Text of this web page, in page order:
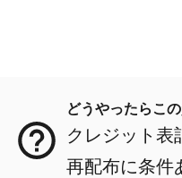
どうやったらこ
クレジット表
再配布に条件